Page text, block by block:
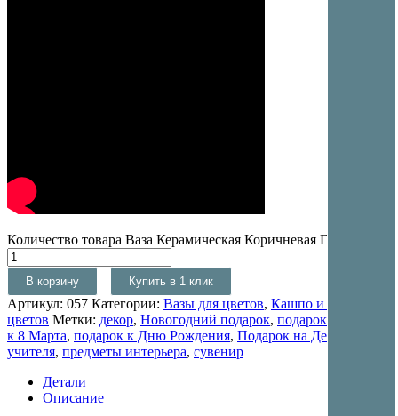
Количество товара Ваза Керамическая Коричневая Глори 33см
В корзину Купить в 1 клик
Артикул: 057 Категории: Вазы для цветов, Кашпо и вазы для
цветов Метки: декор, Новогодний подарок, подарок
к 8 Марта, подарок к Дню Рождения, Подарок на День
учителя, предметы интерьера, сувенир
Детали
Описание